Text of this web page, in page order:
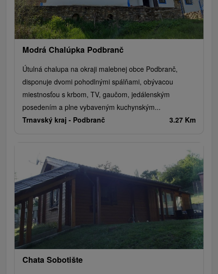
Modrá Chalúpka Podbranč
Útulná chalupa na okraji malebnej obce Podbranč,
disponuje dvomi pohodlnými spálňami, obývacou
miestnosťou s krbom, TV, gaučom, jedálenským
posedením a plne vybaveným kuchynským...
Trnavský kraj - Podbranč 3.27 Km
Chata Sobotište